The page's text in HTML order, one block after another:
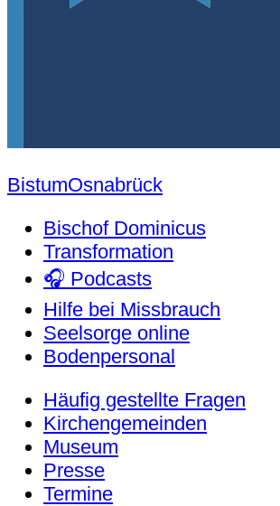
BistumOsnabrück
Bischof Dominicus
Transformation
🎧 Podcasts
Hilfe bei Missbrauch
Seelsorge online
Bodenpersonal
Häufig gestellte Fragen
Kirchengemeinden
Museum
Presse
Termine